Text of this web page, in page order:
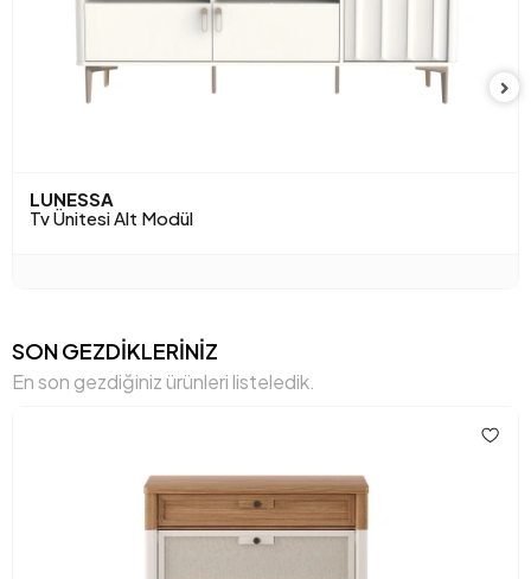
Üst Tabla Kalınlığı (mm) 25 mm
LUNESSA
Tv Ünitesi Alt Modül
SON GEZDİKLERİNİZ
En son gezdiğiniz ürünleri listeledik.